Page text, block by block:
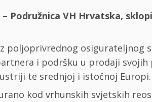
VH Hrvatska,
poljoprivrednog osigurateljnog
i podršku u prodaji svojih
te srednjoj i istočnoj Europi.
kod vrhunskih svjetskih